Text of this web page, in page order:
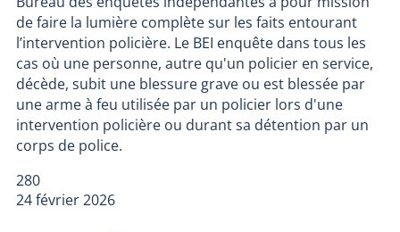
de faire la lumière complète sur les faits entourant
l’intervention policière. Le BEI enquête dans tous les
cas où une personne, autre qu'un policier en service,
décède, subit une blessure grave ou est blessée par
une arme à feu utilisée par un policier lors d'une
intervention policière ou durant sa détention par un
corps de police.
280
24 février 2026